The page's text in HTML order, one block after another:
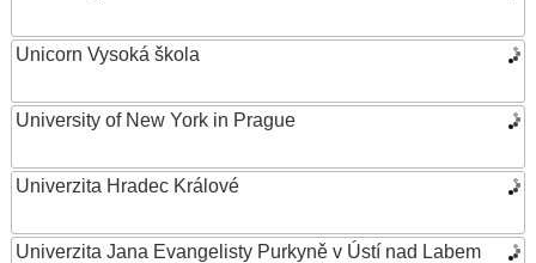
Unicorn Vysoká škola
University of New York in Prague
Univerzita Hradec Králové
Univerzita Jana Evangelisty Purkyně v Ústí nad Labem